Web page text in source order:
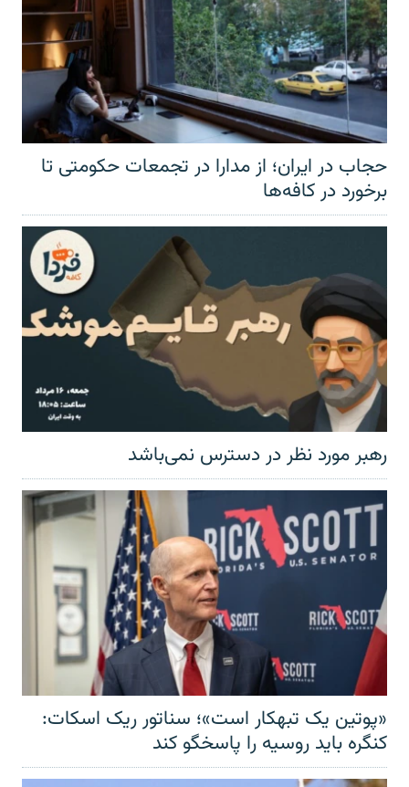
حجاب در ایران؛ از مدارا در تجمعات حکومتی تا
برخورد در کافه‌ها
رهبر مورد نظر در دسترس نمی‌باشد
«پوتین یک تبهکار است»؛ سناتور ریک اسکات:
کنگره باید روسیه را پاسخگو کند